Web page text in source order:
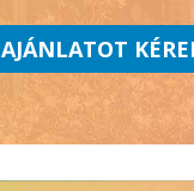
AJÁNLATOT